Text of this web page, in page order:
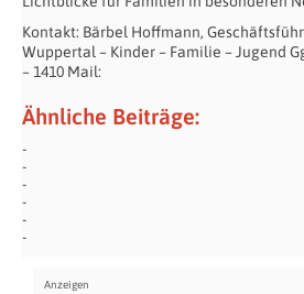
Kontakt: Bärbel Hoffmann,
Wuppertal – Kinder – Familie – Jugend
– 1410 Mail:
Ähnliche Beiträge: